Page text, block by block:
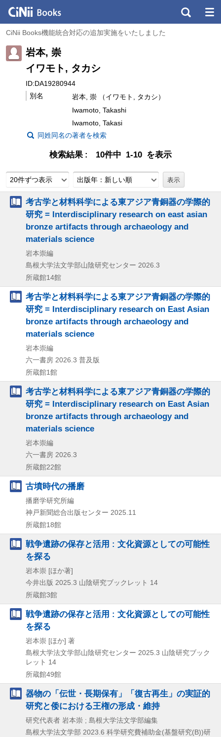
CiNii Books機能統合対応の追加実施をいたしました
岩本, 崇
イワモト, タカシ
ID:DA19280944
別名
岩本, 崇 （イワモト, タカシ）
Iwamoto, Takashi
Iwamoto, Takasi
同姓同名の著者を検索
検索結果 10件中 1-10 を表示
20件ずつ表示 出版年：新しい順
考古学と材料科学による東アジア青銅器の学際的
研究 = Interdisciplinary research on east asian
bronze artifacts through archaeology and
materials science
岩本崇編
島根大学法文学部山陰研究センター 2026.3
所蔵館14館
考古学と材料科学による東アジア青銅器の学際的
研究 = Interdisciplinary research on East Asian
bronze artifacts through archaeology and
materials science
岩本崇編
六一書房 2026.3 普及版
所蔵館1館
考古学と材料科学による東アジア青銅器の学際的
研究 = Interdisciplinary research on East Asian
bronze artifacts through archaeology and
materials science
岩本崇編
六一書房 2026.3
所蔵館22館
古墳時代の播磨
播磨学研究所編
神戸新聞総合出版センター 2025.11
所蔵館18館
戦争遺跡の保存と活用 : 文化資源としての可能性
を探る
岩本崇 [ほか著]
今井出版 2025.3 山陰研究ブックレット 14
所蔵館3館
戦争遺跡の保存と活用 : 文化資源としての可能性
を探る
岩本崇 [ほか] 著
島根大学法文学部山陰研究センター 2025.3 山陰研究ブック
レット 14
所蔵館49館
器物の「伝世・長期保有」「復古再生」の実証的
研究と倭における王権の形成・維持
研究代表者 岩本崇 ; 島根大学法文学部編集
島根大学法文学部 2023.6 科学研究費補助金(基盤研究(B))研